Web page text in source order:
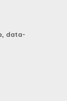
data-